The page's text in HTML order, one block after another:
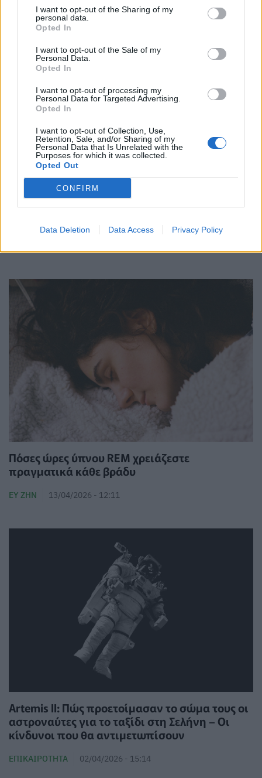
I want to opt-out of the Sharing of my
personal data.
Opted In
I want to opt-out of the Sale of my
Personal Data.
Opted In
I want to opt-out of processing my
Personal Data for Targeted Advertising.
Opted In
I want to opt-out of Collection, Use,
Retention, Sale, and/or Sharing of my
Personal Data that Is Unrelated with the
Purposes for which it was collected.
Opted Out
CONFIRM
Data Deletion Data Access Privacy Policy
Μετά από πόσο καιρό γυμναστικής θα δείτε
αποτελέσματα στο σώμα σας
Πόσες ώρες ύπνου REM χρειάζεστε
πραγματικά κάθε βράδυ
ΕΥ ΖΗΝ 13/04/2026 - 12:11
Artemis II: Πώς προετοίμασαν το σώμα τους οι
αστροναύτες για το ταξίδι στη Σελήνη – Οι
κίνδυνοι που θα αντιμετωπίσουν
ΕΠΙΚΑΙΡΌΤΗΤΑ 02/04/2026 - 15:14